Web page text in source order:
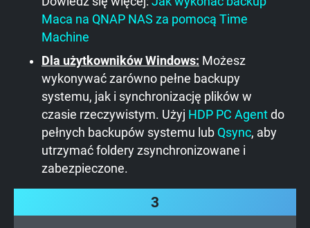
Maca na QNAP NAS za pomocą Time
Machine
Dla użytkowników Windows: Możesz
wykonywać zarówno pełne backupy
systemu, jak i synchronizację plików w
czasie rzeczywistym. Użyj HDP PC Agent do
pełnych backupów systemu lub Qsync, aby
utrzymać foldery zsynchronizowane i
zabezpieczone.
3